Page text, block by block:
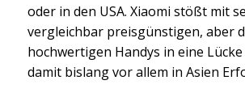
oder in den USA. Xiaomi stößt mit
vergleichbar preisgünstigen, aber
hochwertigen Handys in eine
damit bislang vor allem in Asien